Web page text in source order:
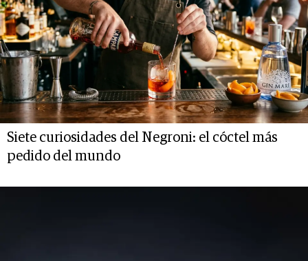
Siete curiosidades del Negroni: el cóctel más
pedido del mundo